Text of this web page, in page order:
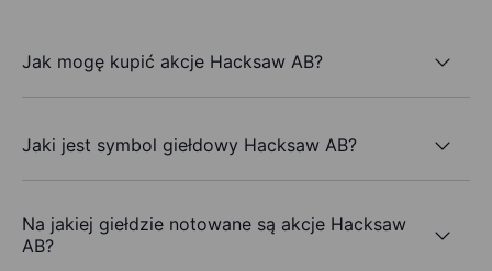
Jak mogę kupić akcje Hacksaw AB?
Jaki jest symbol giełdowy Hacksaw AB?
Na jakiej giełdzie notowane są akcje Hacksaw
AB?